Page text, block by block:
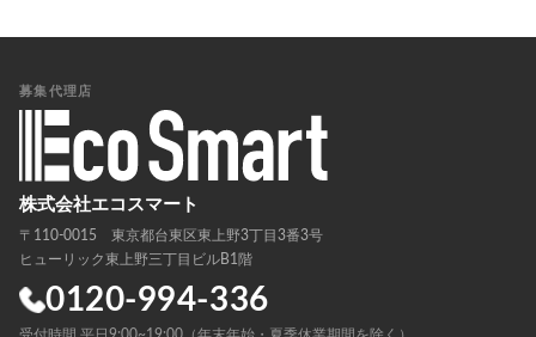
募集代理店
株式会社エコスマート
〒110-0015 東京都台東区東上野3丁目3番3号
ヒューリック東上野三丁目ビルB1階
0120-994-336